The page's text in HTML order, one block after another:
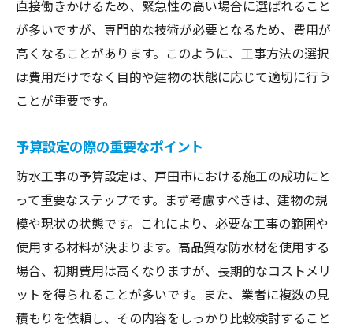
防水工事を成功させるための最終確認
直接働きかけるため、緊急性の高い場合に選ばれること
が多いですが、専門的な技術が必要となるため、費用が
高くなることがあります。このように、工事方法の選択
は費用だけでなく目的や建物の状態に応じて適切に行う
ことが重要です。
予算設定の際の重要なポイント
防水工事の予算設定は、戸田市における施工の成功にと
って重要なステップです。まず考慮すべきは、建物の規
模や現状の状態です。これにより、必要な工事の範囲や
使用する材料が決まります。高品質な防水材を使用する
場合、初期費用は高くなりますが、長期的なコストメリ
ットを得られることが多いです。また、業者に複数の見
積もりを依頼し、その内容をしっかり比較検討すること